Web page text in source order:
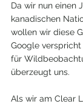
Da wir nun einen
kanadischen
wollen wir diese
Google
für
überzeugt uns.
Als wir am Clear